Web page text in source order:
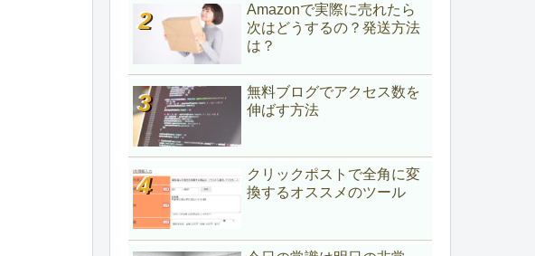
Amazonで実際に売れたら
次はどうするの？発送方法
は？
無料ブログでアクセス数を
伸ばす方法
クリックポストで全角に変
換するオススメのツール